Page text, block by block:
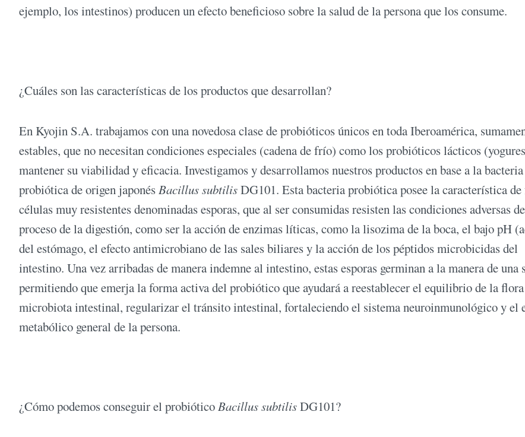
ejemplo, los intestinos) producen un efecto beneficioso sobre la salud de la persona que los consume.
¿Cuáles son las características de los productos que desarrollan?
En Kyojin S.A. trabajamos con una novedosa clase de probióticos únicos en toda Iberoamérica,
estables, que no necesitan condiciones especiales (cadena de frío) como los probióticos lácticos
mantener su viabilidad y eficacia. Investigamos y desarrollamos nuestros productos en base a la bacteria
probiótica de origen japonésBacillus subtilisDG101. Esta bacteria probiótica posee la característica
células muy resistentes denominadas esporas, que al ser consumidas resisten las condiciones adversas
proceso de la digestión, como ser la acción de enzimas líticas, como la lisozima de la boca, el bajo pH
del estómago, el efecto antimicrobiano de las sales biliares y la acción de los péptidos microbicidas del
intestino. Una vez arribadas de manera indemne al intestino, estas esporas germinan a la manera de una
permitiendo que emerja la forma activa del probiótico que ayudará a reestablecer el equilibrio de la
microbiota intestinal, regularizar el tránsito intestinal, fortaleciendo el sistema neuroinmunológico y el
metabólico general de la persona.
¿Cómo podemos conseguir el probióticoBacillus subtilisDG101?